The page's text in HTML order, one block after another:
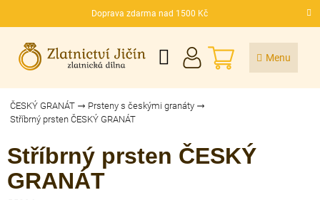
Doprava zdarma nad 1500 Kč
CZK
NÁKUPNÍ
KOŠÍK
ČESKÝ GRANÁT
Prsteny s českými granáty
Stříbrný prsten ČESKÝ GRANÁT
Stříbrný prsten ČESKÝ
GRANÁT